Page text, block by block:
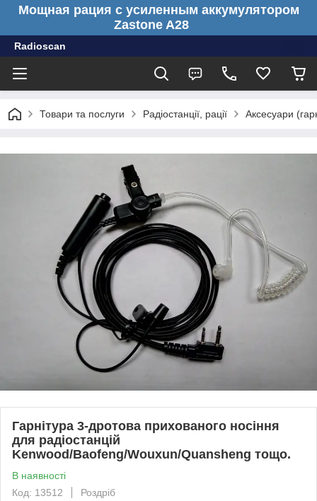
Мощная рация с усиленным аккумулятором
Zastone A28
Radioscan
Товари та послуги Радіостанції, рації Аксесуари
Гарнітура 3-дротова прихованого носіння
для радіостанцій
Kenwood/Baofeng/Wouxun/Quansheng тощо.
В наявності
Код: 13512
Роздріб